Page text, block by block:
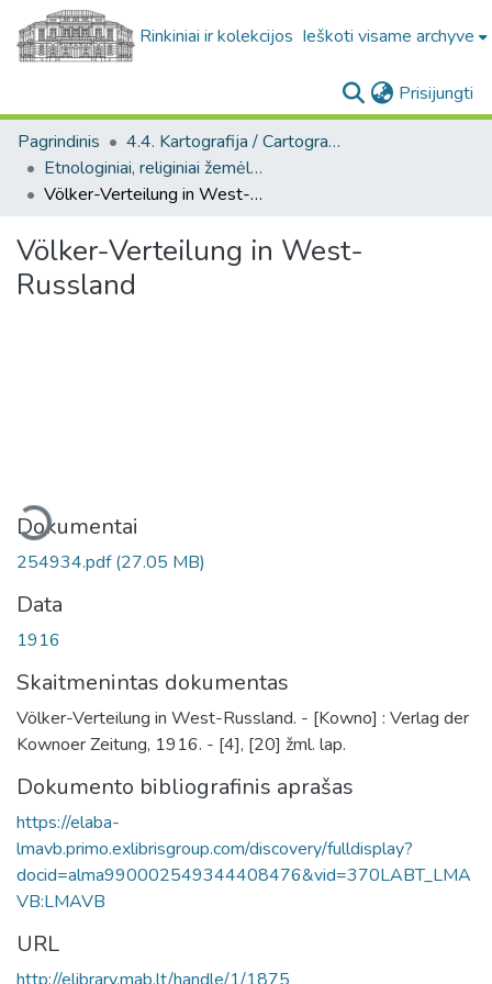
Rinkiniai ir kolekcijos Ieškoti visame archyve
Prisijungti
Pagrindinis
4.4. Kartografija / Cartography
Etnologiniai, religiniai žemėlapiai / Ethnographic and religious maps
Völker-Verteilung in West-Russland
Völker-Verteilung in West-
Russland
Dokumentai
254934.pdf(27.05 MB)
Data
1916
Skaitmenintas dokumentas
Völker-Verteilung in West-Russland. - [Kowno] : Verlag der
Kownoer Zeitung, 1916. - [4], [20] žml. lap.
Dokumento bibliografinis aprašas
https://elaba-
lmavb.primo.exlibrisgroup.com/discovery/fulldisplay?
docid=alma990002549344408476&vid=370LABT_LMA
VB:LMAVB
URL